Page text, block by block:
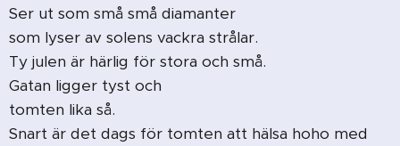
Ser ut som små små diamanter
som lyser av solens vackra strålar.
Ty julen är härlig för stora och små.
Gatan ligger tyst och
tomten lika så.
Snart är det dags för tomten att hälsa hoho med